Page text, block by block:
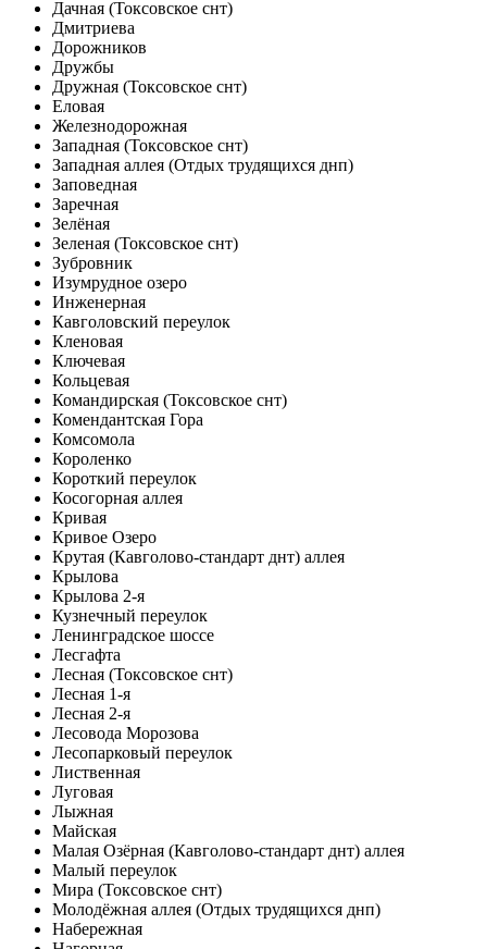
Дачная (Токсовское снт)
Дмитриева
Дорожников
Дружбы
Дружная (Токсовское снт)
Еловая
Железнодорожная
Западная (Токсовское снт)
Западная аллея (Отдых трудящихся днп)
Заповедная
Заречная
Зелёная
Зеленая (Токсовское снт)
Зубровник
Изумрудное озеро
Инженерная
Кавголовский переулок
Кленовая
Ключевая
Кольцевая
Командирская (Токсовское снт)
Комендантская Гора
Комсомола
Короленко
Короткий переулок
Косогорная аллея
Кривая
Кривое Озеро
Крутая (Кавголово-стандарт днт) аллея
Крылова
Крылова 2-я
Кузнечный переулок
Ленинградское шоссе
Лесгафта
Лесная (Токсовское снт)
Лесная 1-я
Лесная 2-я
Лесовода Морозова
Лесопарковый переулок
Лиственная
Луговая
Лыжная
Майская
Малая Озёрная (Кавголово-стандарт днт) аллея
Малый переулок
Мира (Токсовское снт)
Молодёжная аллея (Отдых трудящихся днп)
Набережная